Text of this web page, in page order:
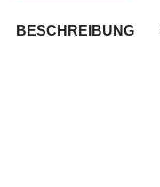
BESCHREIBUNG